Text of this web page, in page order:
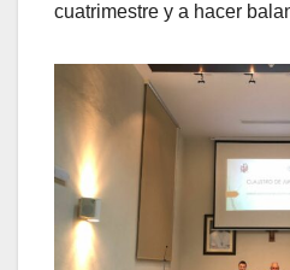
cuatrimestre y a hacer